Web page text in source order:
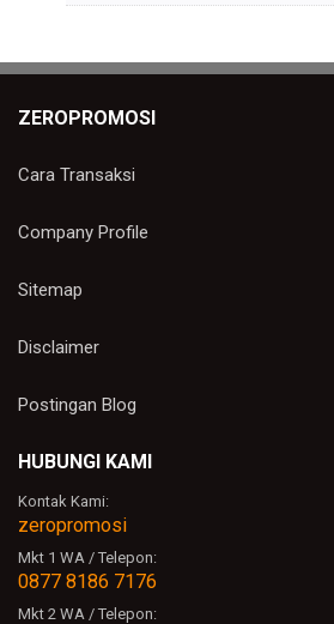
ZEROPROMOSI
Cara Transaksi
Company Profile
Sitemap
Disclaimer
Postingan Blog
HUBUNGI KAMI
Kontak Kami:
zeropromosi
Mkt 1 WA / Telepon:
0877 8186 7176
Mkt 2 WA / Telepon: